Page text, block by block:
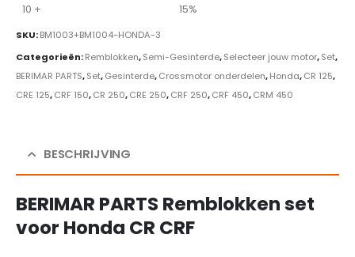
10 + 15%
SKU:BM1003+BM1004-HONDA-3
Categorieën:Remblokken,Semi-Gesinterde,Selecteer jouw motor,Set,
BERIMAR PARTS,Set,Gesinterde,Crossmotor onderdelen,Honda,CR 125,
CRE 125,CRF 150,CR 250,CRE 250,CRF 250,CRF 450,CRM 450
BESCHRIJVING
BERIMAR PARTS Remblokken set
voor Honda CR CRF